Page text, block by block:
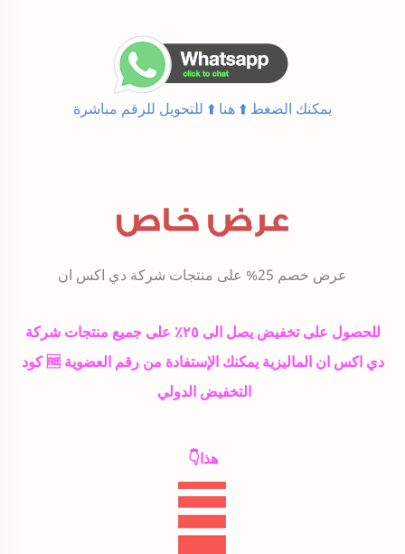
يمكنك الضغط ⁦⬆️⁩ هنا ⁦⬆️⁩ للتحويل للرقم مباشرة
عرض خصم 25% على منتجات شركة دي اكس ان
للحصول على تخفيض يصل الى ٢٥٪ على جميع منتجات شركة
دي اكس ان الماليزية يمكنك الإستفادة من رقم العضوية 🆓 كود
التخفيض الدولي
هذا👇